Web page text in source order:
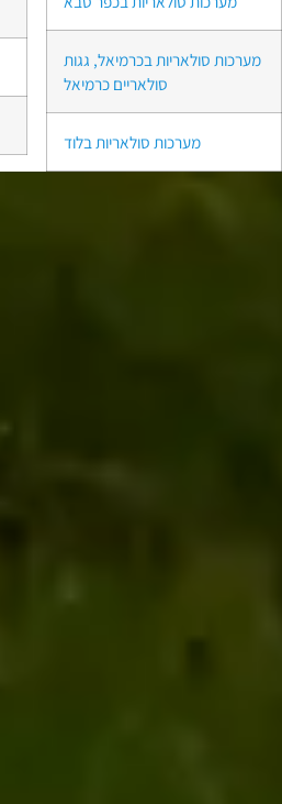
מערכות סולאריות בכרמיאל, גגות
סולאריים כרמיאל
מערכות סולאריות בלוד